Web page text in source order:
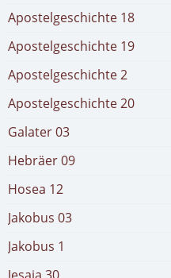
Apostelgeschichte 18
Apostelgeschichte 19
Apostelgeschichte 2
Apostelgeschichte 20
Galater 03
Hebräer 09
Hosea 12
Jakobus 03
Jakobus 1